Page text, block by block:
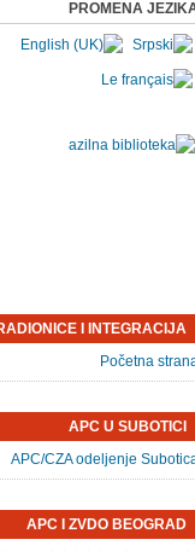
PROMENA
I INTEGRACIJA
Početna
APC U SUBOTICI
APC/CZA odeljenje
APC I ZVDO BEOGRAD